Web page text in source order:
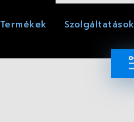
Termékek Szolgáltatások